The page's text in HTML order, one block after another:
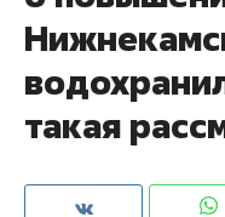
такая